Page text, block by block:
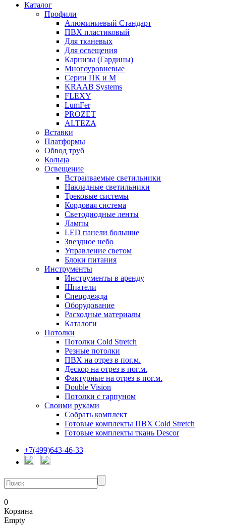
Каталог
Профили
Алюминиевый Стандарт
ПВХ пластиковый
Для тканевых
Для освещения
Карнизы (Гардины)
Многоуровневые
Серии ПК и М
KRAAB Systems
FLEXY
LumFer
PROZET
ALTEZA
Вставки
Платформы
Обвод труб
Кольца
Освещение
Встраиваемые светильники
Накладные светильники
Трековые системы
Кордовая система
Светодиодные ленты
Лампы
LED панели большие
Звездное небо
Управление светом
Блоки питания
Инструменты
Инструменты в аренду
Шпатели
Спецодежда
Оборудование
Расходные материалы
Каталоги
Потолки
Потолки Cold Stretch
Резные потолки
ПВХ на отрез в пог.м.
Дескор на отрез в пог.м.
Фактурные на отрез в пог.м.
Double Vision
Потолки с гарпуном
Своими руками
Собрать комплект
Готовые комплекты ПВХ Cold Stretch
Готовые комплекты ткань Descor
+7(499)643-46-33
0
Корзина
Empty